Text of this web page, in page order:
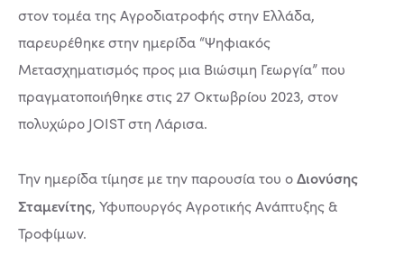
στον τομέα της Αγροδιατροφής στην Ελλάδα,
παρευρέθηκε στην ημερίδα “Ψηφιακός
Μετασχηματισμός προς μια Βιώσιμη Γεωργία” που
πραγματοποιήθηκε στις 27 Οκτωβρίου 2023, στον
πολυχώρο JOIST στη Λάρισα.
Την ημερίδα τίμησε με την παρουσία του οΔιονύσης
Σταμενίτης, Υφυπουργός Αγροτικής Ανάπτυξης &
Τροφίμων.